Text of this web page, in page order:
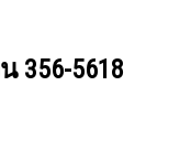
356-5618